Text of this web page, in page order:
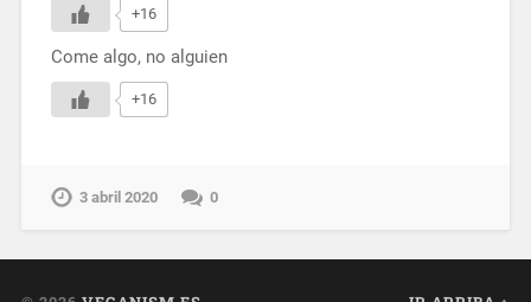
+16
Come algo, no alguien
+16
3 abril 2020 0